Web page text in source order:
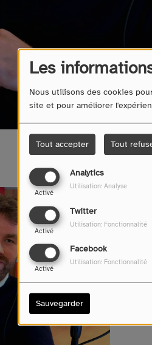
Les
Nous utilisons des cookies
site et pour améliorer
Tout accepter Tout
Analytics
Activé
Utilisation: Analyse
Twitter
Activé
Utilisation: Fonctionnalité
Facebook
Activé
Utilisation: Fonctionnalité
Sauvegarder